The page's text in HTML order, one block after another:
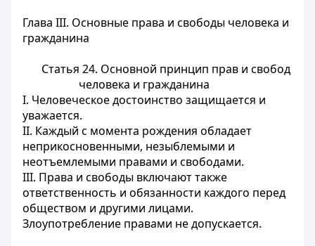
Глава III. Основные права и свободы человека и
гражданина
Статья 24. Основной принцип прав и свобод
человека и гражданина
I. Человеческое достоинство защищается и
уважается.
II. Каждый с момента рождения обладает
неприкосновенными, незыблемыми и
неотъемлемыми правами и свободами.
III. Права и свободы включают также
ответственность и обязанности каждого перед
обществом и другими лицами.
Злоупотребление правами не допускается.